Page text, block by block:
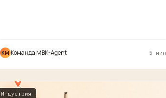
КM Команда MBK-Agent 5 мин
Индустрия